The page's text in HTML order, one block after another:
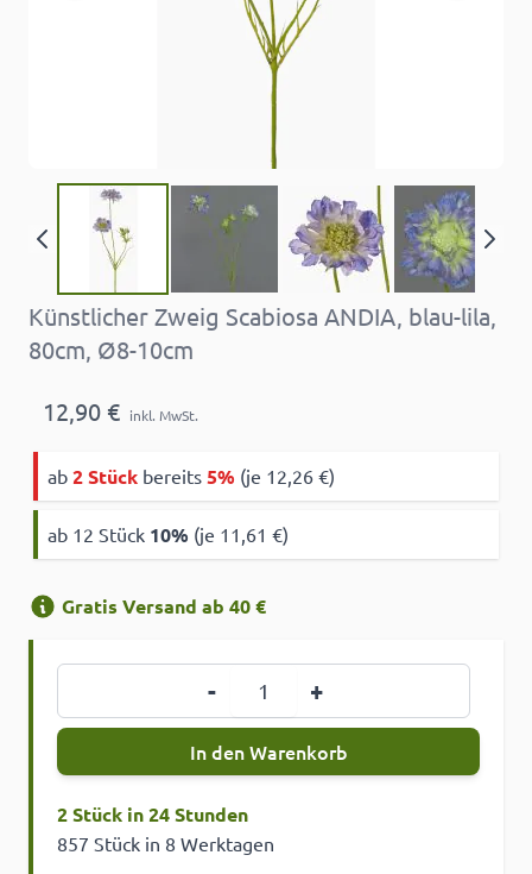
Künstlicher Zweig Scabiosa ANDIA, blau-lila,
80cm, Ø8-10cm
12,90 € inkl. MwSt.
ab 2 Stück bereits 5% (je 12,26 €)
ab 12 Stück 10% (je 11,61 €)
Gratis Versand ab 40 €
- +
In den Warenkorb
2 Stück in 24 Stunden
857 Stück in 8 Werktagen